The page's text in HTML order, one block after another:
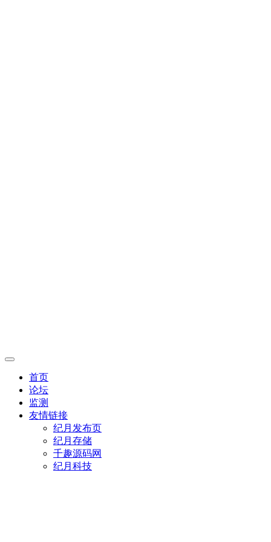
首页
论坛
监测
友情链接
纪月发布页
纪月存储
千趣源码网
纪月科技